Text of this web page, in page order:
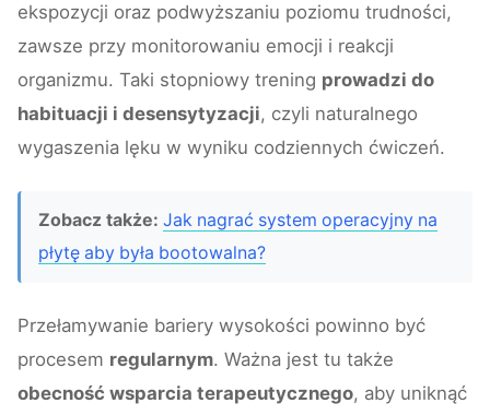
ekspozycji oraz podwyższaniu poziomu trudności,
zawsze przy monitorowaniu emocji i reakcji
organizmu. Taki stopniowy trening prowadzi do
habituacji i desensytyzacji, czyli naturalnego
wygaszenia lęku w wyniku codziennych ćwiczeń.
Zobacz także: Jak nagrać system operacyjny na
płytę aby była bootowalna?
Przełamywanie bariery wysokości powinno być
procesem regularnym. Ważna jest tu także
obecność wsparcia terapeutycznego, aby uniknąć